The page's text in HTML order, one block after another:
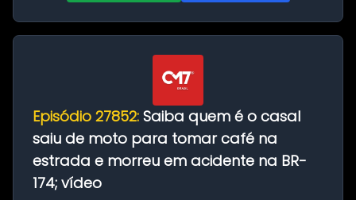
Episódio 27852: Saiba quem é o casal
saiu de moto para tomar café na
estrada e morreu em acidente na BR-
174; vídeo